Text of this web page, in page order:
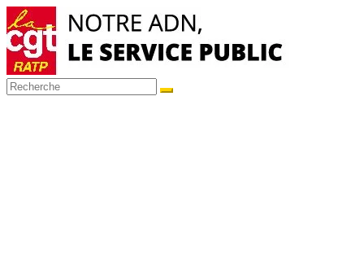
Passer
au
contenu